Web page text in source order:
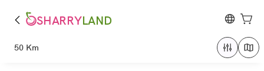
SHARRYLAND
50 Km